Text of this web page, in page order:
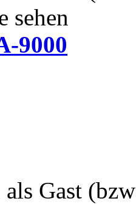
sehen
9000
als Gast